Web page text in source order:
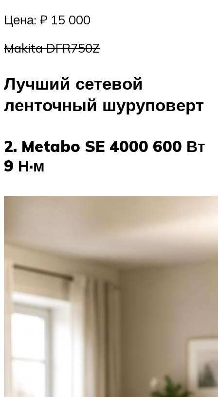
Цена: ₽ 15 000
Makita DFR750Z
Лучший сетевой
ленточный шуруповерт
2. Metabo SE 4000 600 Вт
9 Н·м